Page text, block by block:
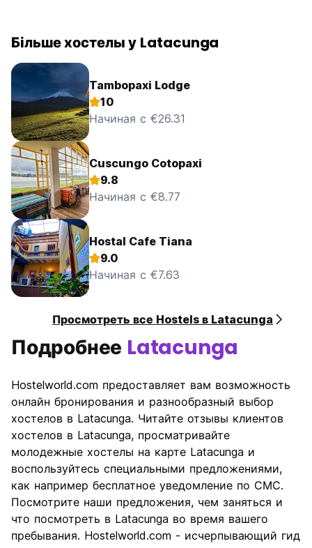
Більше хостелы у Latacunga
Tambopaxi Lodge
10
Начиная с €26.31
Cuscungo Cotopaxi
9.8
Начиная с €8.77
Hostal Cafe Tiana
9.0
Начиная с €7.63
Просмотреть все Hostels в Latacunga
Подробнее Latacunga
Hostelworld.com предоставляет вам возможность
онлайн бронирования и разнообразный выбор
хостелов в Latacunga. Читайте отзывы клиентов
хостелов в Latacunga, просматривайте
молодежные хостелы на карте Latacunga и
воспользуйтесь специальными предложениями,
как например бесплатное уведомление по СМС.
Посмотрите наши предложения, чем заняться и
что посмотреть в Latacunga во время вашего
пребывания. Hostelworld.com - исчерпывающий гид